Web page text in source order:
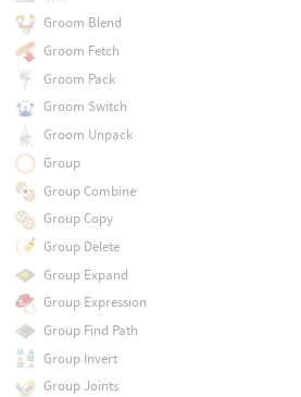
Groom Blend
Groom Fetch
Groom Pack
Groom Switch
Groom Unpack
Group
Group Combine
Group Copy
Group Delete
Group Expand
Group Expression
Group Find Path
Group Invert
Group Joints